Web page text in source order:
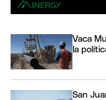
Vaca
la
San